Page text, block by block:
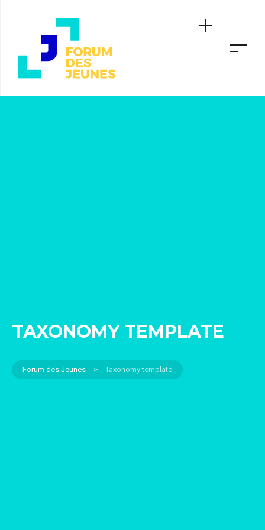
TAXONOMY TEMPLATE
Forum des Jeunes > Taxonomy template